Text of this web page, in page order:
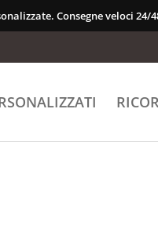
Consegne veloci 24/